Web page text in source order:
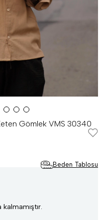
Gömlek VMS 30340
Beden Tablosu